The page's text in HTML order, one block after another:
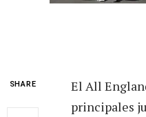
SHARE
El All
principales